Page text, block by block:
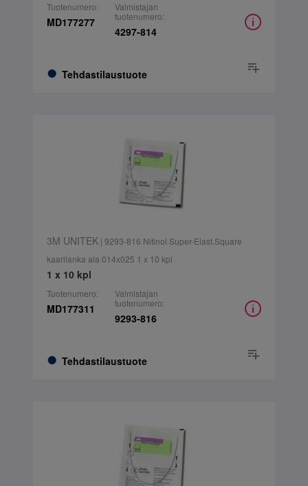
Tuotenumero:
MD177277
Tehdastilaustuote
Valmistajan
tuotenumero:
4297-814
3M UNITEK| 9293-816 Nitinol Super-Elast.Square
kaarilanka ala 014x025 1 x 10 kpl
1 x 10 kpl
Tuotenumero:
MD177311
Tehdastilaustuote
Valmistajan
tuotenumero:
9293-816